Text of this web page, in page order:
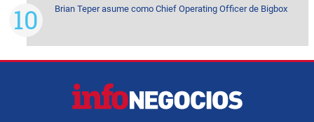
Brian Teper asume como Chief Operating Officer de Bigbox